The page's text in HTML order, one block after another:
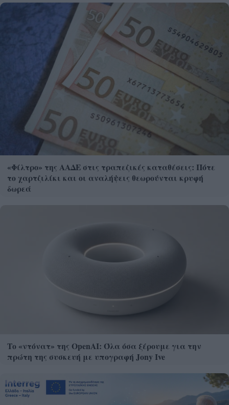
«Φίλτρο» της ΑΑΔΕ στις τραπεζικές καταθέσεις: Πότε
το χαρτζιλίκι και οι αναλήψεις θεωρούνται κρυφή
δωρεά
Το «ντόνατ» της OpenAI: Όλα όσα ξέρουμε για την
πρώτη της συσκευή με υπογραφή Jony Ive